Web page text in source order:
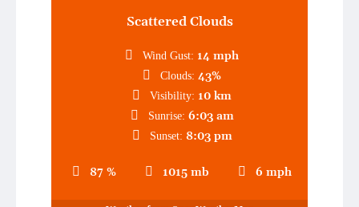
Scattered Clouds
87 % 1015 mb 6 mph
Wind Gust: 14 mph
Clouds: 43%
Visibility: 10 km
Sunrise: 6:03 am
Sunset: 8:03 pm